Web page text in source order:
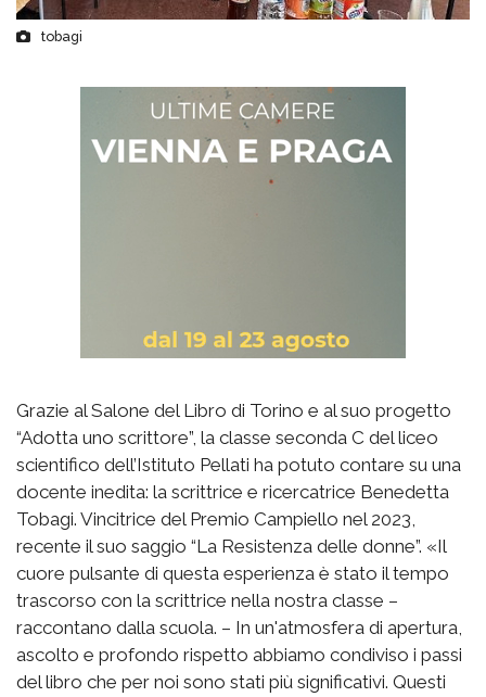
tobagi
Grazie al Salone del Libro di Torino e al suo progetto
“Adotta uno scrittore”, la classe seconda C del liceo
scientifico dell’Istituto Pellati ha potuto contare su una
docente inedita: la scrittrice e ricercatrice Benedetta
Tobagi. Vincitrice del Premio Campiello nel 2023,
recente il suo saggio “La Resistenza delle donne”. «Il
cuore pulsante di questa esperienza è stato il tempo
trascorso con la scrittrice nella nostra classe –
raccontano dalla scuola. – In un'atmosfera di apertura,
ascolto e profondo rispetto abbiamo condiviso i passi
del libro che per noi sono stati più significativi. Questi